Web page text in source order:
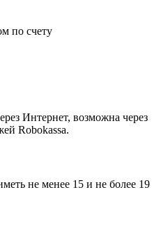
по счету
Интернет, возможна через
Robokassa.
не менее 15 и не более 19